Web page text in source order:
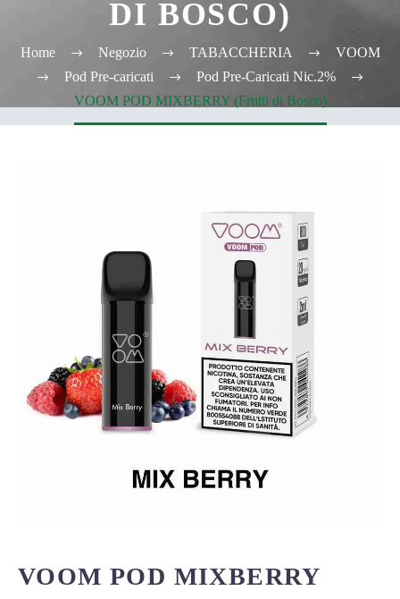
DI BOSCO)
Home Negozio TABACCHERIA
VOOM
Pod Pre-caricati
Pod Pre-Caricati Nic.2%
VOOM POD MIXBERRY (Frutti di Bosco)
VOOM POD MIXBERRY